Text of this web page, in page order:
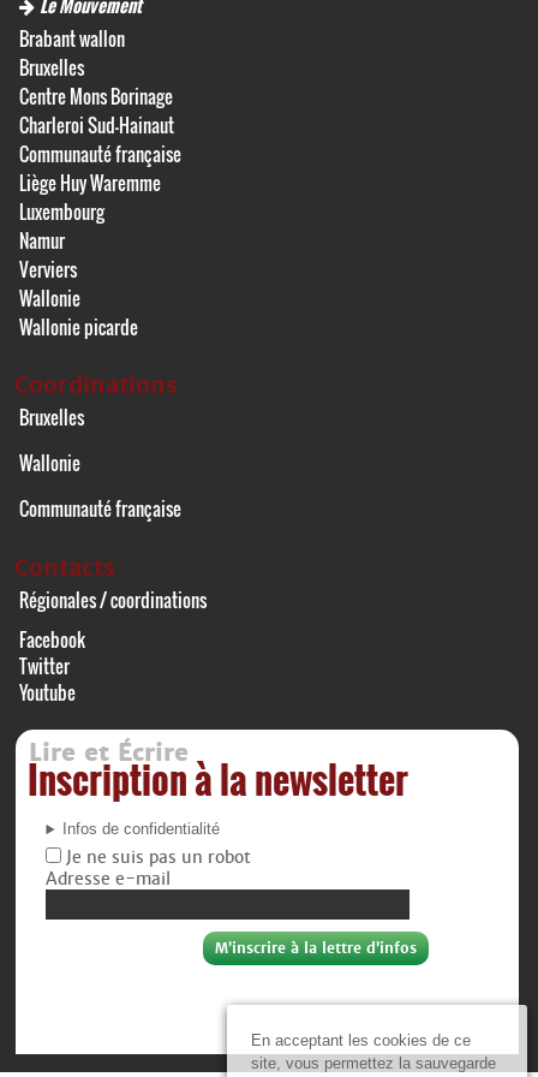
En acceptant les cookies de ce
site, vous permettez la sauvegarde
Brabant wallon
Bruxelles
Centre Mons Borinage
Charleroi Sud-Hainaut
Communauté française
Liège Huy Waremme
Luxembourg
Namur
Verviers
Wallonie
Wallonie picarde
Coordinations
Bruxelles
Wallonie
Communauté française
Contacts
Régionales / coordinations
Facebook
Twitter
Youtube
Lire et Écrire
Inscription à la newsletter
Infos de confidentialité
Je ne suis pas un robot
Adresse e-mail